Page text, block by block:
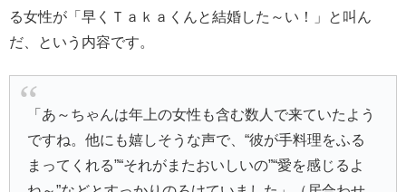
る女性が「早くＴａｋａくんと結婚した～い！」と叫ん
だ、という内容です。
「あ～ちゃんは年上の女性も含む数人で来ていたよう
ですね。他にも嬉しそうな声で、“彼が手料理をふる
まってくれる”“それがまたおいしいの”“愛を感じるよ